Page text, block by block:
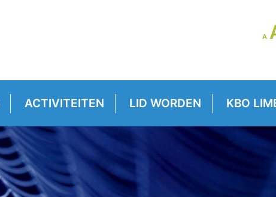
A
ACTIVITEITEN LID WORDEN KBO